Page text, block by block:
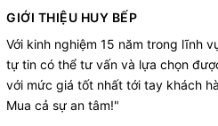
GIỚI THIỆU HUY BẾP
Với kinh nghiệm 15 năm trong lĩnh
tự tin có thể tư vấn và lựa chọn
với mức giá tốt nhất tới tay khách
Mua cả sự an tâm!"